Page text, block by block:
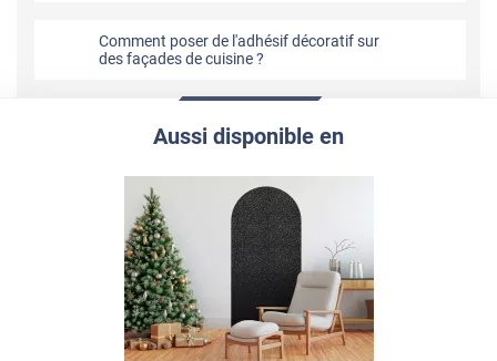
Comment poser de l'adhésif décoratif sur
des façades de cuisine ?
Aussi disponible en